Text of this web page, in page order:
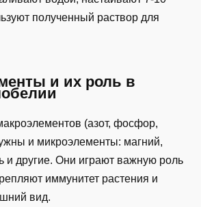
полученный раствор для
и их роль в
(азот, фосфор,
и микроэлементы: магний,
и другие. Они играют важную роль
иммунитет растения и
вид.